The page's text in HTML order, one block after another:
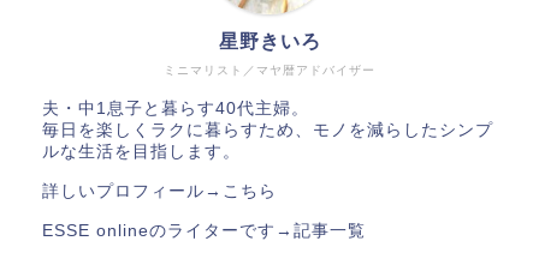
ミニマリスト／マヤ暦アドバイザー
星野きいろ
夫・中1息子と暮らす40代主婦。
毎日を楽しくラクに暮らすため、モノを減らしたシンプ
ルな生活を目指します。
詳しいプロフィール→ こちら
ESSE onlineのライターです→ 記事一覧